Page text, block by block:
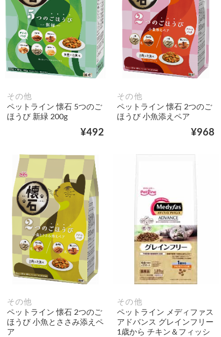
その他
ペットライン 懐石 5つのご
ほうび 新緑 200g
¥492
その他
ペットライン 懐石 2つのご
ほうび 小魚添えペア
¥968
その他
ペットライン 懐石 2つのご
ほうび 小魚とささみ添えペ
ア
その他
ペットライン メディファス
アドバンス グレインフリー
1歳から チキン＆フィッシ